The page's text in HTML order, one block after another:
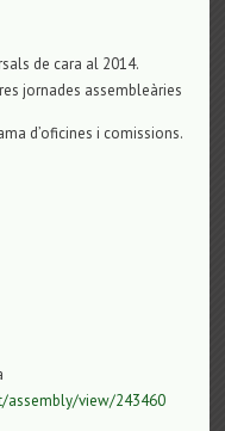
de cara al 2014.
jornades assembleàries
d’oficines i comissions.
assembly/view/243460